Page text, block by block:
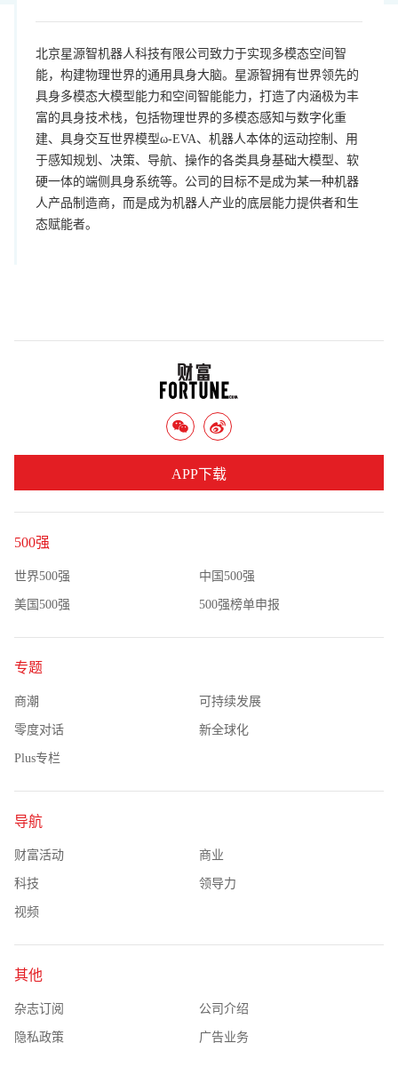
北京星源智机器人科技有限公司致力于实现多模态空间智
能，构建物理世界的通用具身大脑。星源智拥有世界领先的
具身多模态大模型能力和空间智能能力，打造了内涵极为丰
富的具身技术栈，包括物理世界的多模态感知与数字化重
建、具身交互世界模型ω-EVA、机器人本体的运动控制、用
于感知规划、决策、导航、操作的各类具身基础大模型、软
硬一体的端侧具身系统等。公司的目标不是成为某一种机器
人产品制造商，而是成为机器人产业的底层能力提供者和生
态赋能者。
500强
世界500强 中国500强
美国500强 500强榜单申报
专题
商潮 可持续发展
零度对话 新全球化
Plus专栏
导航
财富活动 商业
科技 领导力
视频
其他
杂志订阅 公司介绍
隐私政策 广告业务
APP下载